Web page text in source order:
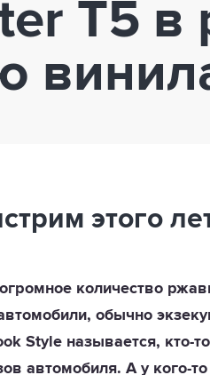
Т5 в
этого
количество
обычно
Style называется, кто-
автомобиля. А у кого-